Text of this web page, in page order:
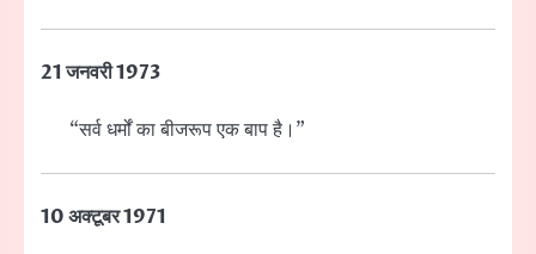
21 जनवरी 1973
“सर्व धर्मों का बीजरूप एक बाप है।”
10 अक्टूबर 1971